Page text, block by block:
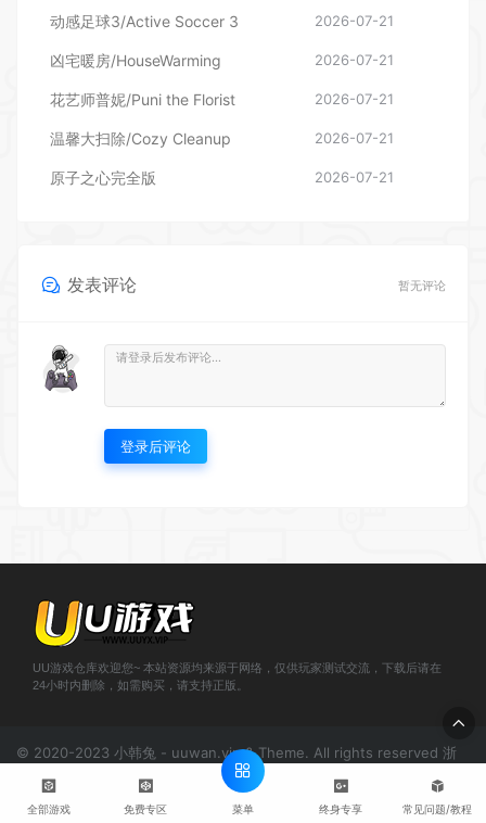
动感足球3/Active Soccer 3 2026-07-21
凶宅暖房/HouseWarming 2026-07-21
花艺师普妮/Puni the Florist 2026-07-21
温馨大扫除/Cozy Cleanup 2026-07-21
原子之心完全版 2026-07-21
发表评论 暂无评论
登录后评论
UU游戏仓库欢迎您~ 本站资源均来源于网络，仅供玩家测试交流，下载后请在
24小时内删除，如需购买，请支持正版。
© 2020-2023 小韩兔 - uuwan.vip & Theme. All rights reserved 浙
全部游戏 免费专区 菜单 终身专享 常见问题/教程